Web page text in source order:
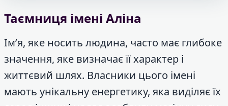
Таємниця імені Аліна
Ім’я, яке носить людина, часто має глибоке
значення, яке визначає її характер і
життєвий шлях. Власники цього імені
мають унікальну енергетику, яка виділяє їх